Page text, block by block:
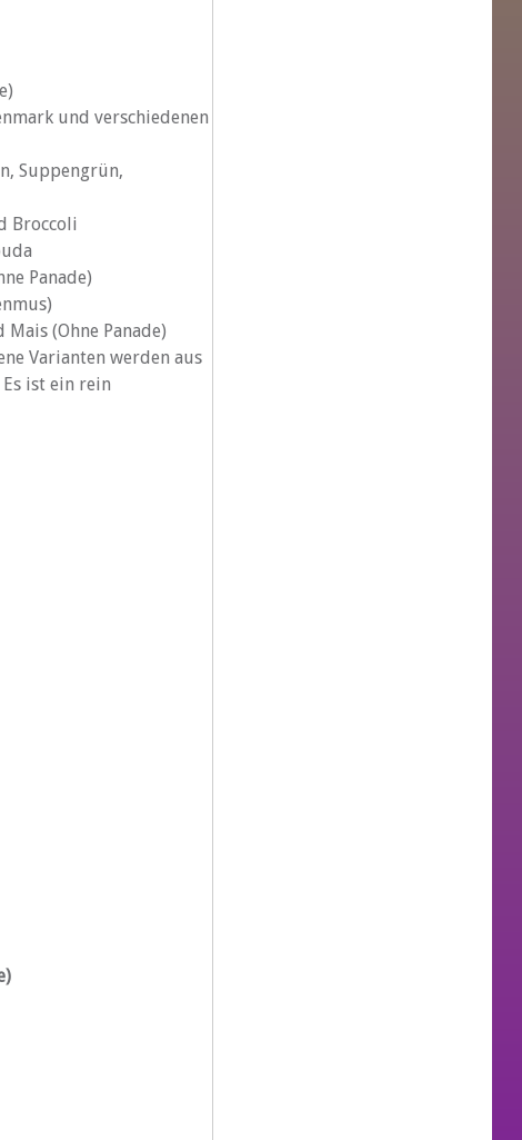
und verschiedenen
Suppengrün,
Broccoli
Panade)
(Ohne Panade)
Varianten werden aus
ist ein rein